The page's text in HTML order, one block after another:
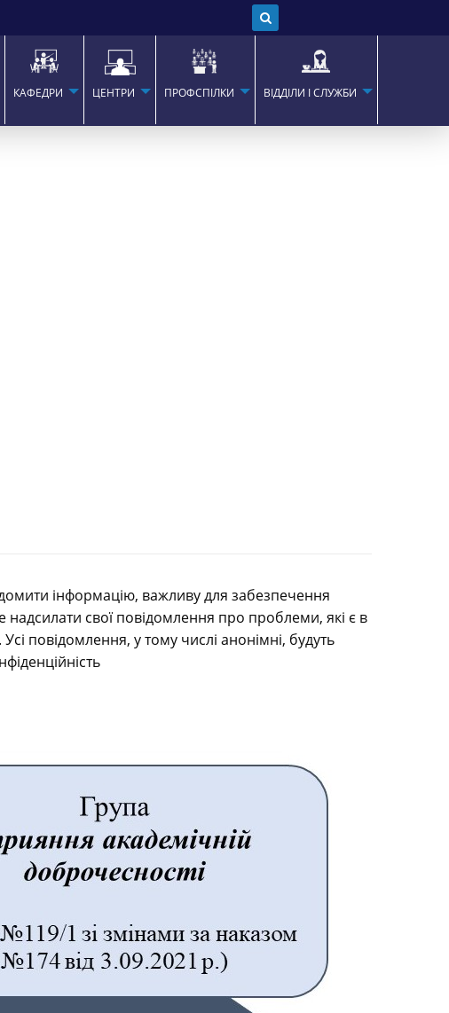
КАФЕДРИ ЦЕНТРИ ПРОФСПІЛКИ ВІДДІЛИ І СЛУЖБИ
інформацію, важливу для забезпечення
свої повідомлення про проблеми, які є в
повідомлення, у тому числі анонімні, будуть